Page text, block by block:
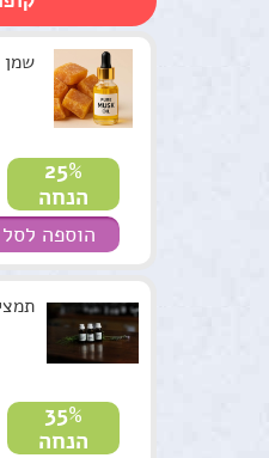
סדנאות וקורסים
למטפלים
מתנות ירוקות
נרות האר"י
המלצות
תקנון האתר
25%
הנחה
הוספה לסל
35%
הנחה